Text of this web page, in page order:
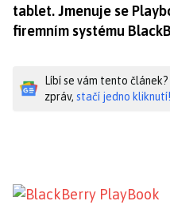
tablet. Jmenuje se
firemním systému
Líbí se vám tento
zpráv, stačí jedno kliknutí!